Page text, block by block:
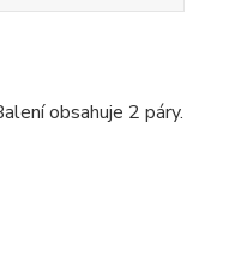
obsahuje 2 páry.